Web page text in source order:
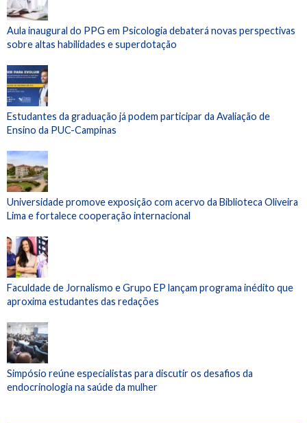
Aula inaugural do PPG em Psicologia debaterá novas perspectivas
sobre altas habilidades e superdotação
Estudantes da graduação já podem participar da Avaliação de
Ensino da PUC-Campinas
Universidade promove exposição com acervo da Biblioteca Oliveira
Lima e fortalece cooperação internacional
Faculdade de Jornalismo e Grupo EP lançam programa inédito que
aproxima estudantes das redações
Simpósio reúne especialistas para discutir os desafios da
endocrinologia na saúde da mulher